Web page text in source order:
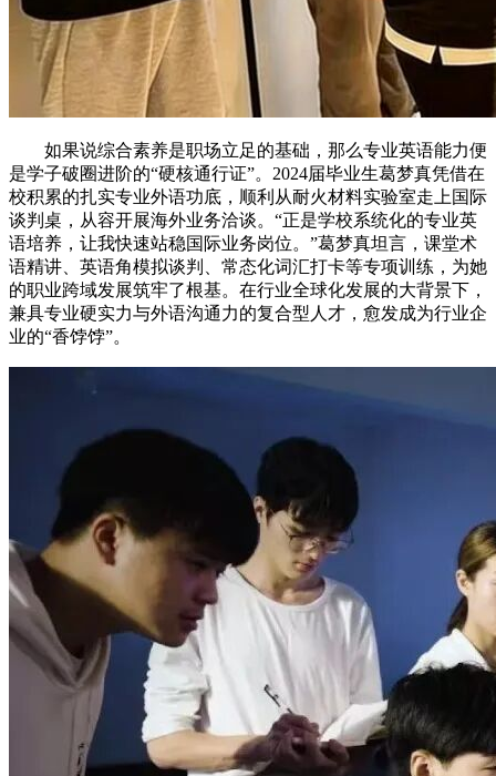
如果说综合素养是职场立足的基础，那么专业英语能力便
是学子破圈进阶的“硬核通行证”。2024届毕业生葛梦真凭借在
校积累的扎实专业外语功底，顺利从耐火材料实验室走上国际
谈判桌，从容开展海外业务洽谈。“正是学校系统化的专业英
语培养，让我快速站稳国际业务岗位。”葛梦真坦言，课堂术
语精讲、英语角模拟谈判、常态化词汇打卡等专项训练，为她
的职业跨域发展筑牢了根基。在行业全球化发展的大背景下，
兼具专业硬实力与外语沟通力的复合型人才，愈发成为行业企
业的“香饽饽”。